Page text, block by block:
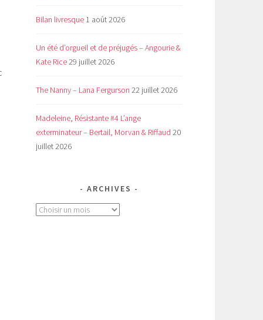
Bilan livresque 1 août 2026
Un été d’orgueil et de préjugés – Angourie &
Kate Rice29 juillet 2026
The Nanny – Lana Fergurson 22 juillet 2026
Madeleine, Résistante #4 L’ange
exterminateur – Bertail, Morvan & Riffaud 20
juillet 2026
ARCHIVES
Archives